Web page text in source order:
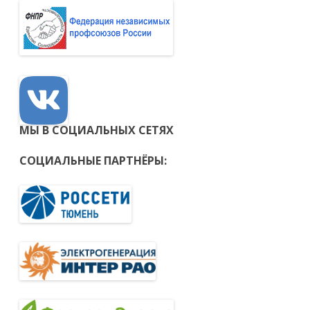
МЫ В СОЦИАЛЬНЫХ СЕТЯХ
СОЦИАЛЬНЫЕ ПАРТНЁРЫ: